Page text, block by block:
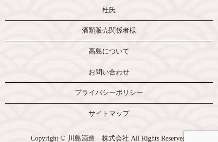
杜氏
酒類販売関係者様
高島について
お問い合わせ
プライバシーポリシー
サイトマップ
Copyright © 川島酒造 株式会社 All Rights Reserved.